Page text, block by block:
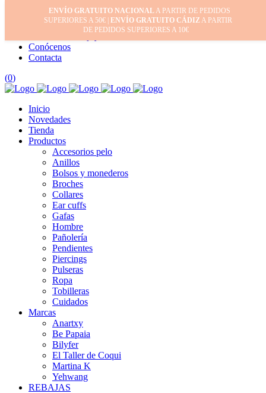
Inicio
Mi cuenta
Conócenos
Contacta
(0)
Inicio
Novedades
Tienda
Productos
Accesorios pelo
Anillos
Bolsos y monederos
Broches
Collares
Ear cuffs
Gafas
Hombre
Pañolería
Pendientes
Piercings
Pulseras
Ropa
Tobilleras
Cuidados
Marcas
Anartxy
Be Papaia
Bilyfer
El Taller de Coqui
Martina K
Yehwang
REBAJAS
ENVÍO GRATUITO NACIONALA PARTIR DE PEDIDOS
SUPERIORES A 50€ | ENVÍO GRATUITO CÁDIZA PARTIR
DE PEDIDOS SUPERIORES A 10€